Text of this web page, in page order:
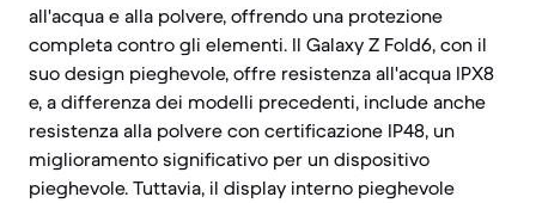
all'acqua e alla polvere, offrendo una protezione
completa contro gli elementi. Il Galaxy Z Fold6, con il
suo design pieghevole, offre resistenza all'acqua IPX8
e, a differenza dei modelli precedenti, include anche
resistenza alla polvere con certificazione IP48, un
miglioramento significativo per un dispositivo
pieghevole. Tuttavia, il display interno pieghevole